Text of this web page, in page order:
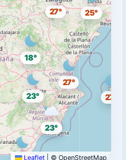
27°
27°
23°
23°
25°
27°
18°
Leaflet © OpenStreetMap